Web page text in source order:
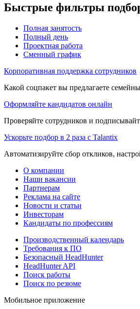
Быстрые фильтры
Полная занятость
Полный день
Проектная работа
Сменный график
Корпоративная поддержка сотрудников
Какой соцпакет вы предлагаете
Оформляйте кандидатов онлайн
Проверяйте сотрудников и
Ускорьте подбор в 2 раза с Talantix
Автоматизируйте сбор откликов,
О компании
Наши вакансии
Партнерам
Реклама на сайте
Новости и статьи
Инвесторам
Кандидаты по профессиям
Производственный календарь
Требования к ПО
Безопасный HeadHunter
HeadHunter API
Поиск работы
Поиск по резюме
Мобильное приложение